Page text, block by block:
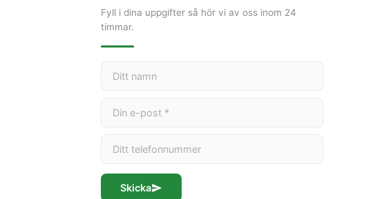
Fyll i dina uppgifter så hör vi av oss inom 24
timmar.
Skicka